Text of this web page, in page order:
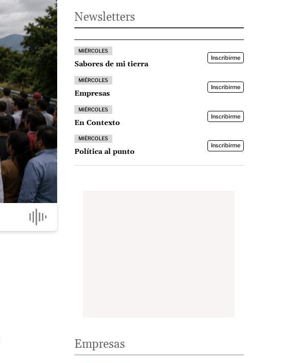
Newsletters
MIÉRCOLES
Sabores de mi tierra
Inscribirme
MIÉRCOLES
Empresas
Inscribirme
MIÉRCOLES
En Contexto
Inscribirme
MIÉRCOLES
Política al punto
Inscribirme
Empresas